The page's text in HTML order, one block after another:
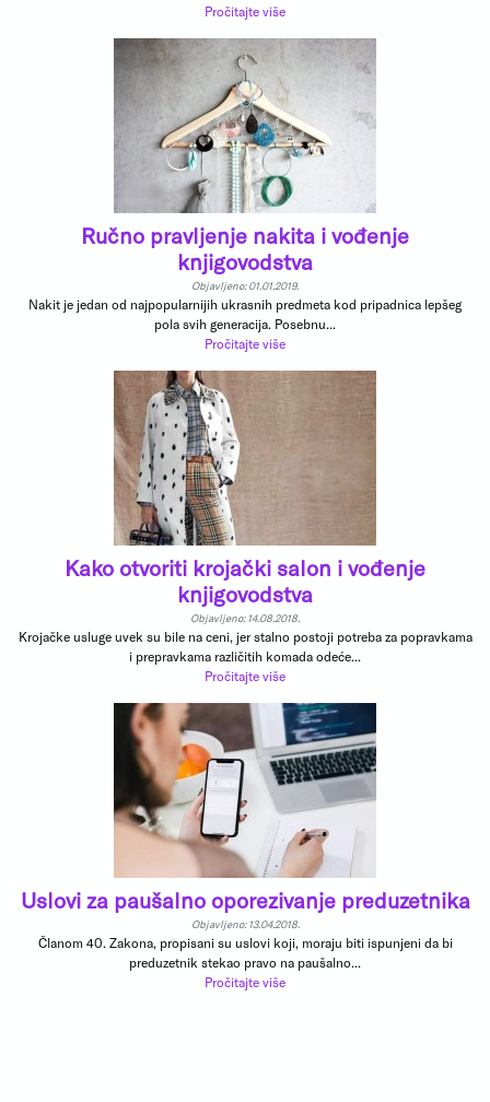
Pročitajte više
Ručno pravljenje nakita i vođenje
knjigovodstva
Objavljeno: 01.01.2019.
Nakit je jedan od najpopularnijih ukrasnih predmeta kod pripadnica lepšeg
pola svih generacija. Posebnu...
Pročitajte više
Kako otvoriti krojački salon i vođenje
knjigovodstva
Objavljeno: 14.08.2018.
Krojačke usluge uvek su bile na ceni, jer stalno postoji potreba za popravkama
i prepravkama različitih komada odeće...
Pročitajte više
Uslovi za paušalno oporezivanje preduzetnika
Objavljeno: 13.04.2018.
Članom 40. Zakona, propisani su uslovi koji, moraju biti ispunjeni da bi
preduzetnik stekao pravo na paušalno...
Pročitajte više